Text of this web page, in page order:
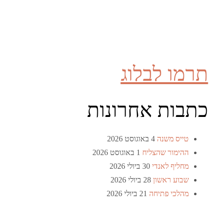
תרמו לבלוג
כתבות אחרונות
טייס משנה 4 באוגוסט 2026
ההימור שהצליח 1 באוגוסט 2026
מחליף לאנדי 30 ביולי 2026
שבוע ראשון 28 ביולי 2026
מהלכי פתיחה 21 ביולי 2026